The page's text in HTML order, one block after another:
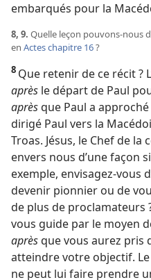
embarqués pour la
8, 9. Quelle leçon pouvons-​nous
en Actes chapitre 16?
8 Que retenir de ce récit ?
après le départ de Paul
aprèsque Paul a approché
dirigé Paul vers la
Troas. Jésus, le Chef de
envers nous d’une façon
exemple, envisagez-​vous
devenir pionnier ou de
de plus de proclamateurs
vous guide par le moyen
aprèsque vous aurez pris
atteindre votre objectif.
ne peut lui faire prendre